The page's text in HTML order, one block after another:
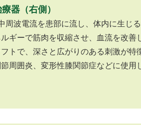
器（右側）
周波電流を患部に流し、体内に生じ
ギーで筋肉を収縮させ、血流を改善
トで、深さと広がりのある刺激が特
周囲炎、変形性膝関節症などに使用